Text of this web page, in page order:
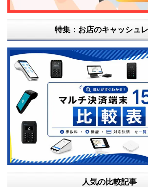
特集：お店のキャッシュ
人気の比較記事